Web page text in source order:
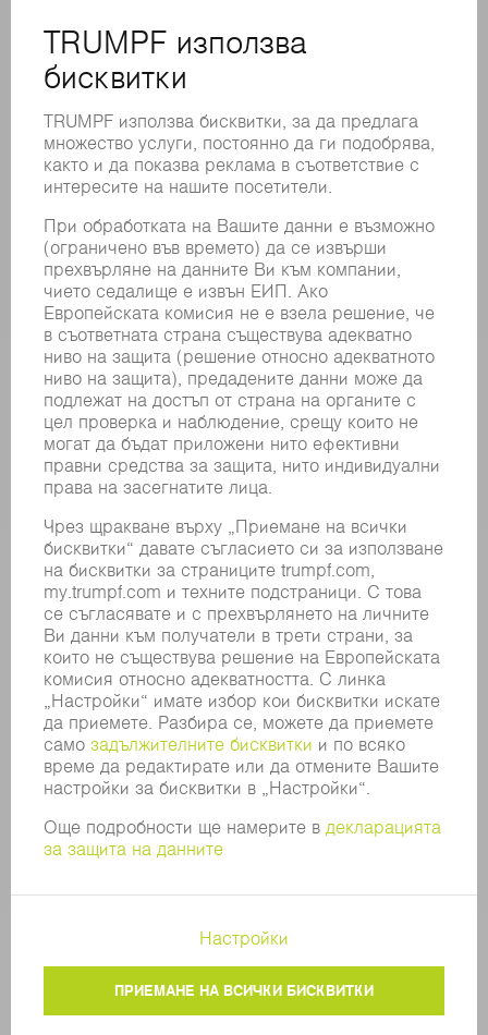
ОНЛАЙН УСЛУГИ
КОНТАКТИ
ФИЛИАЛИ
РЕГИСТРИРАНЕ ЗА БЮЛЕТИН
MYTRUMPF
ИНФОРМАЦИОННИ ЛИСТОВЕ ЗА БЕЗОПАСНОСТ
ПРОДУКТИ
ЛАЗЕР
СИЛОВА ЕЛЕКТРОНИКА
ЕЛЕКТРИЧЕСКИ ИНСТРУМЕНТИ
SMART FACTORY
СОФТУЕР
УСЛУГИ
ПРИЛОЖЕНИЯ
ОТРАСЛИ
КОМПАНИЯТА
КАРИЕРИ
СВОБОДНИ ПОЗИЦИИ
ПРОФИЛ НА КОМПАНИЯТА
УПРАВИТЕЛЕН СЪВЕТ
ГОДИШЕН ДОКЛАД
БИЗНЕС ПРИНЦИПИ
СЪОТВЕТСТВИЕ
СИСТЕМА ЗА ПОДАВАНЕ НА СИГНАЛИ
SECURITY
ПРЕССЪОБЩЕНИЯ
СПИСАНИЯ
УСТОЙЧИВОСТ
КЛИМАТ И ОКОЛНА СРЕДА
СОЦИАЛНИ ВЪПРОСИ И ОБЩЕСТВО
УПРАВЛЕНИЕ НА КОМПАНИЯТА
ЗАЩИТА НА ДАННИТЕ
НАСТРОЙКИ ЧАСТНА СФЕРА